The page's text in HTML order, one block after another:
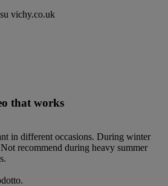
vichy.co.uk
that works
in different occasions. During winter
recommend during heavy summer